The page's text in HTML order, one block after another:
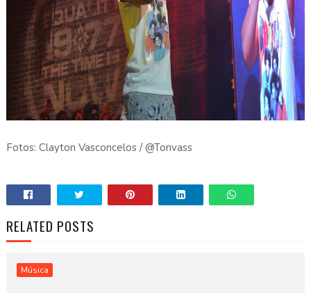
Fotos: Clayton Vasconcelos / @Tonvass
RELATED POSTS
Música